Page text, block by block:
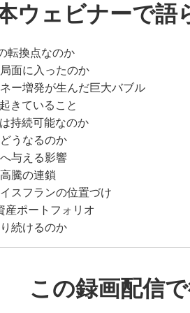
ウェビナーで語
転換点なのか
面に入ったのか
ー増発が生んだ巨大バブル
きていること
持続可能なのか
うなるのか
与える影響
騰の連鎖
スフランの位置づけ
産ポートフォリオ
続けるのか
この録画配信